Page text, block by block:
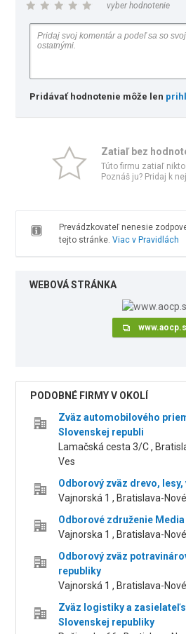
vyber hodnotenie
Pridávať hodnotenie môže len
Zatiaľ bez
Túto firmu zatiaľ
Poznáš ju? Pridaj k
Prevádzkovateľ nenesie
tejto stránke. Viac v Pravidlách
WEBOVÁ STRÁNKA
PODOBNÉ FIRMY V OKOLÍ
Zväz automobilového
Slovenskej republi
Lamačská cesta 3/C ,
Ves
Odborový zväz drevo, lesy,
Vajnorská 1 , Bratislava-
Odborové združenie Media
Vajnorska 1 , Bratislava-
Odborový zväz
republiky
Vajnorská 1 , Bratislava-
Zväz logistiky a
Slovenskej republiky